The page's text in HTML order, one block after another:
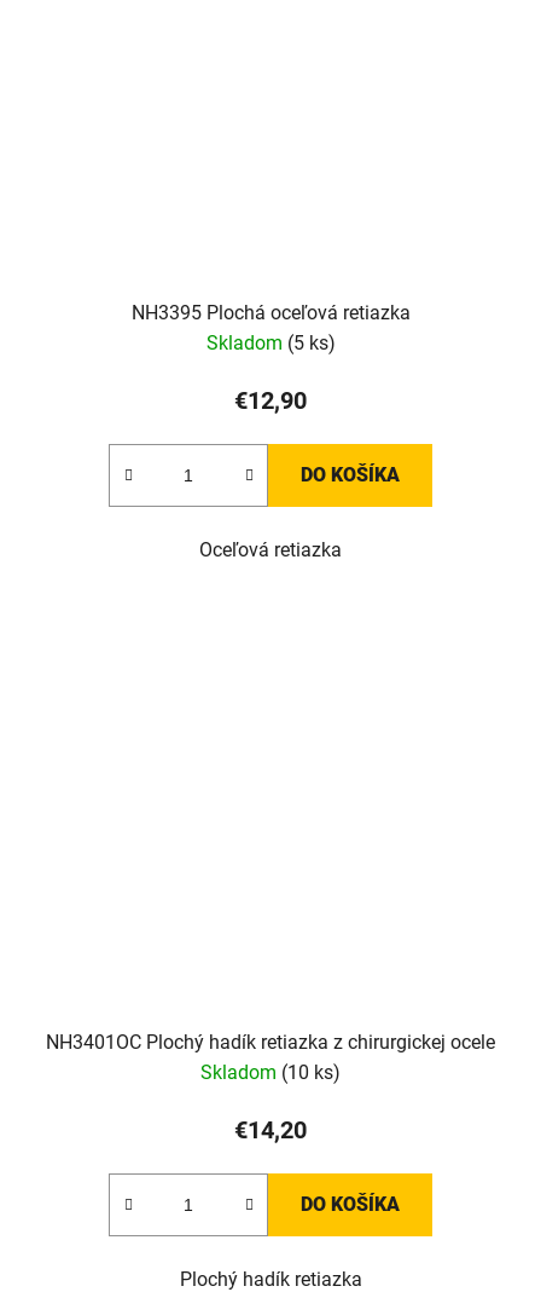
NH3395 Plochá oceľová retiazka
Skladom (5 ks)
€12,90
DO KOŠÍKA
Oceľová retiazka
NH3401OC Plochý hadík retiazka z chirurgickej ocele
Skladom (10 ks)
€14,20
DO KOŠÍKA
Plochý hadík retiazka